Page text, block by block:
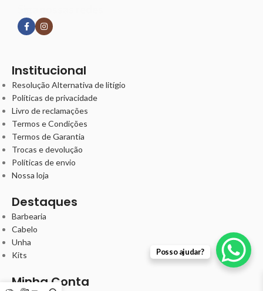
Institucional
Resolução Alternativa de litígio
Políticas de privacidade
Livro de reclamações
Termos e Condições
Termos de Garantia
Trocas e devolução
Políticas de envio
Nossa loja
Destaques
Barbearia
Cabelo
Unha
Kits
Minha Conta
Posso ajudar?